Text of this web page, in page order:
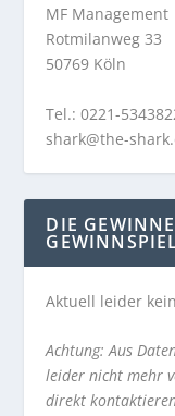
MF Management
Rotmilanweg 33
50769 Köln
Tel.: 0221-
shark@the-
DIE
Aktuell leider
Achtung: Aus
leider nicht mehr
direkt